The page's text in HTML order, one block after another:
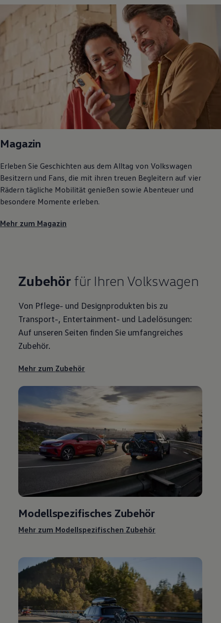
Magazin
Erleben Sie Geschichten aus dem Alltag von Volkswagen
Besitzern und Fans, die mit ihren treuen Begleitern auf vier
Rädern tägliche Mobilität genießen sowie Abenteuer und
besondere Momente erleben.
Mehr zum Magazin
Zubehörfür Ihren Volkswagen
Von Pflege- und Designprodukten bis zu
Transport-, Entertainment- und Ladelösungen:
Auf unseren Seiten finden Sie umfangreiches
Zubehör.
Mehr zum Zubehör
Modellspezifisches Zubehör
Mehr zum Modellspezifischen Zubehör